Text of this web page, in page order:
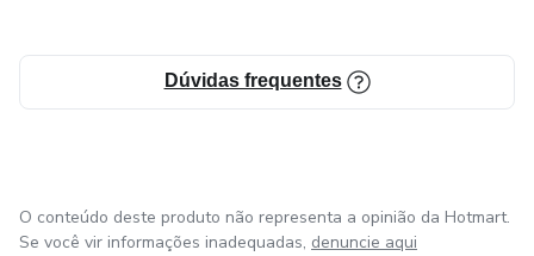
Dúvidas frequentes
O conteúdo deste produto não representa a opinião da Hotmart.
Se você vir informações inadequadas, denuncie aqui